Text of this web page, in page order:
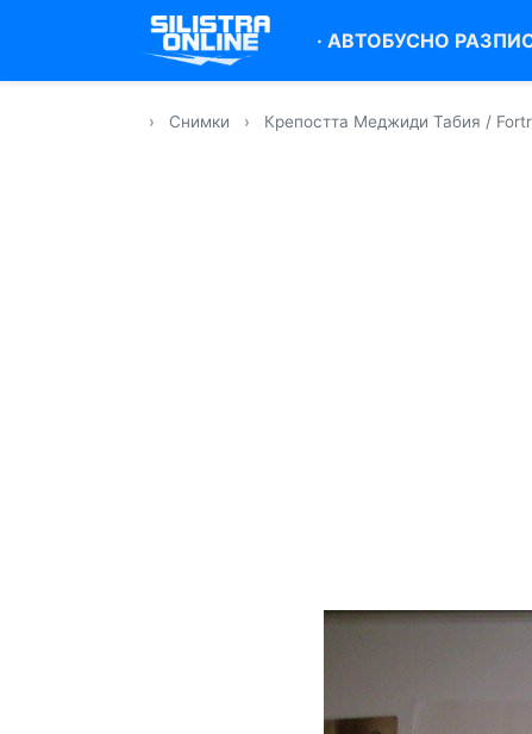
·АВТОБУСНО
› Снимки › Крепостта Меджиди Табия /